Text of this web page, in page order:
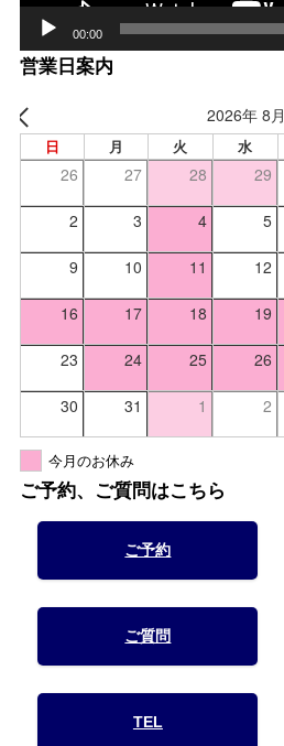
00:00
営業日案内
2026年 8月
日 月 火 水
26 27 28 29
2 3 4 5
9 10 11 12
16 17 18 19
23 24 25 26
30 31 1 2
今月のお休み
ご予約、ご質問はこちら
ご予約
ご質問
TEL